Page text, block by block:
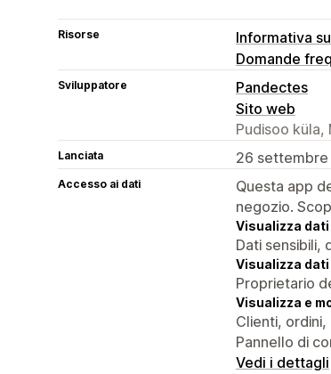
Risorse
Informativa
Domande
Sviluppatore
Pandectes
Sito web
Pudisoo küla,
Lanciata 26 settembre
Accesso ai dati
Questa app
negozio.
Visualizza
Dati sensibili,
Visualizza
Proprietario
Visualizza e
Clienti,
Pannello di
Vedi i dettagli